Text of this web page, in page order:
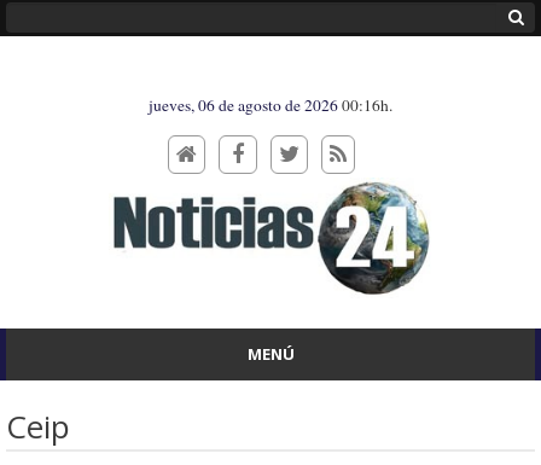
jueves, 06 de agosto de 202600:16h.
MENÚ
Ceip